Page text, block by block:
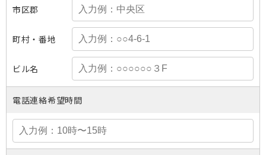
市区郡
町村・番地
ビル名
電話連絡希望時間